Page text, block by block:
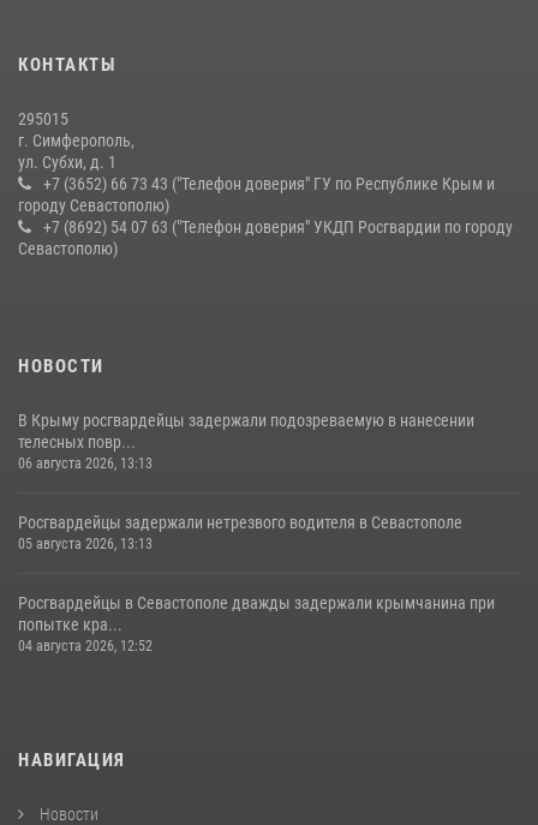
10 июля 2026, 15:10
КОНТАКТЫ
295015
г. Симферополь,
ул. Субхи, д. 1
+7 (3652) 66 73 43 ("Телефон доверия" ГУ по Республике Крым и
городу Севастополю)
+7 (8692) 54 07 63 ("Телефон доверия" УКДП Росгвардии по городу
Севастополю)
НОВОСТИ
В Крыму росгвардейцы задержали подозреваемую в нанесении
телесных повр...
06 августа 2026, 13:13
Росгвардейцы задержали нетрезвого водителя в Севастополе
05 августа 2026, 13:13
Росгвардейцы в Севастополе дважды задержали крымчанина при
попытке кра...
04 августа 2026, 12:52
НАВИГАЦИЯ
Новости